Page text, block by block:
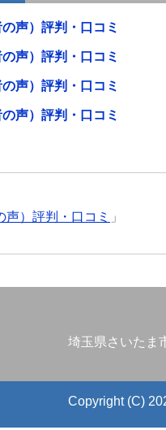
声）評判・口コミ
声）評判・口コミ
声）評判・口コミ
声）評判・口コミ
）評判・口コミ 」
埼玉県さいたま
Copyright (C)